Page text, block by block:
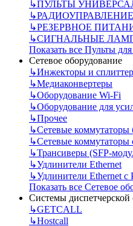
↳ПУЛЬТЫ
↳
↳РЕЗЕРВНОЕ
↳СИГНАЛЬНЫЕ
Показать все Пульты
Сетевое оборудование
↳Инжекторы и
↳Медиаконвертеры
↳Оборудование Wi-Fi
↳Оборудование для
↳Прочее
↳Сетевые коммутаторы
↳Сетевые коммутаторы
↳Трансиверы (SFP-
↳Удлинители Ethernet
↳Удлинители Ethernet с
Показать все Сетевое
Системы диспетчерской
↳GETCALL
↳Hostcall